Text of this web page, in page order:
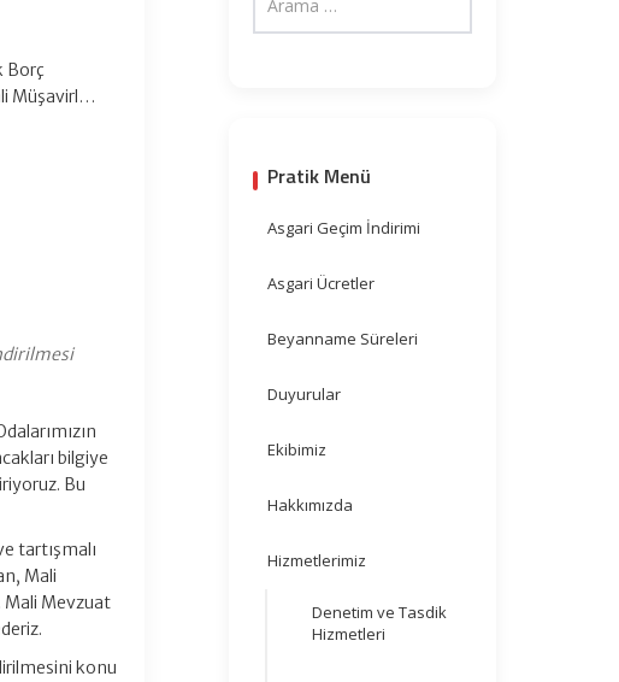
Borç
Müşavirl…
bilgiye
Bu
tartışmalı
Mali
Mali Mevzuat
konu
Pratik Menü
Asgari Geçim İndirimi
Asgari Ücretler
Beyanname Süreleri
Duyurular
Ekibimiz
Hakkımızda
Hizmetlerimiz
Denetim ve Tasdik
Hizmetleri